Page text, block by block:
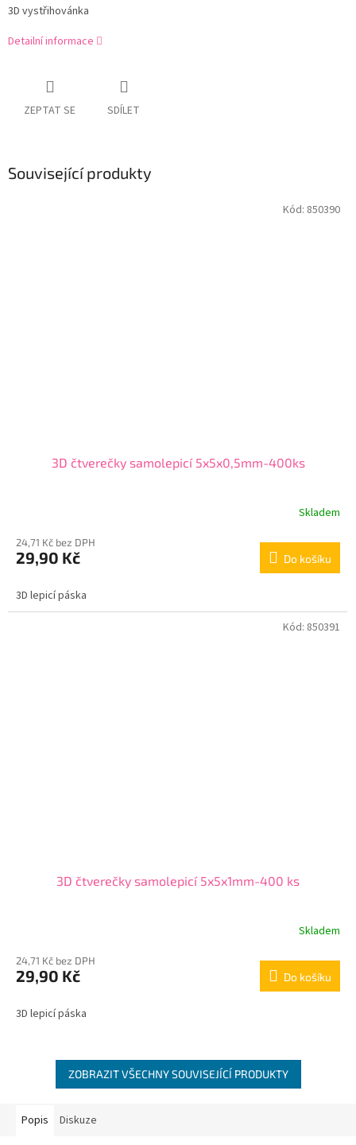
3D vystřihovánka
Detailní informace
ZEPTAT SE SDÍLET
Související produkty
3D čtverečky samolepicí 5x5x0,5mm-400ks
Skladem
24,71 Kč bez DPH
29,90 Kč Do košíku
3D lepicí páska
Kód: 850390
3D čtverečky samolepicí 5x5x1mm-400 ks
Skladem
24,71 Kč bez DPH
29,90 Kč Do košíku
3D lepicí páska
Kód: 850391
ZOBRAZIT VŠECHNY SOUVISEJÍCÍ PRODUKTY
Popis Diskuze